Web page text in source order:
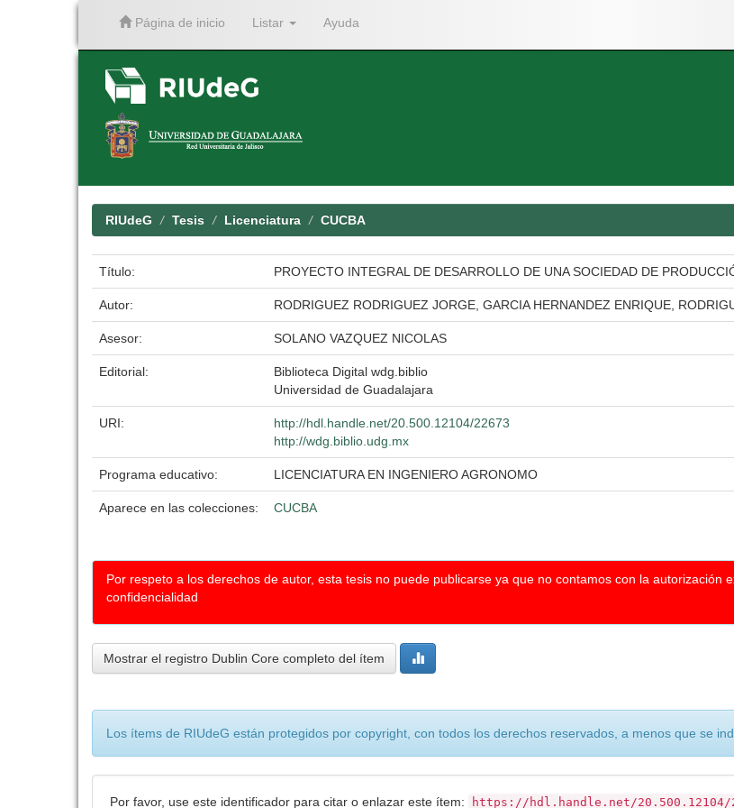
Página de inicio Listar Ayuda
RIUdeG Tesis Licenciatura CUCBA
Título: PROYECTO INTEGRAL DE DESARROLLO DE UNA SOCIEDAD DE
Autor: RODRIGUEZ RODRIGUEZ JORGE, GARCIA HERNANDEZ ENRIQUE,
Asesor: SOLANO VAZQUEZ NICOLAS
Editorial:
Biblioteca Digital wdg.biblio
Universidad de Guadalajara
URI:
http://hdl.handle.net/20.500.12104/22673
http://wdg.biblio.udg.mx
Programa educativo: LICENCIATURA EN INGENIERO AGRONOMO
Aparece en las colecciones: CUCBA
Por respeto a los derechos de autor, esta tesis no puede publicarse ya que no contamos con la autorización
confidencialidad
Mostrar el registro Dublin Core completo del ítem
Los ítems de RIUdeG están protegidos por copyright, con todos los derechos reservados, a menos que se
Por favor, use este identificador para citar o enlazar este ítem: https://hdl.handle.net/20.500.12104/